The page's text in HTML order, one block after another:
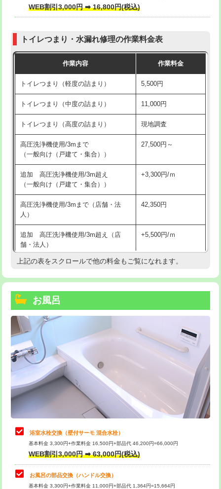
WEB割引3,000円 ➡ 16,800円(税込)
トイレつまり・水漏れ修理の作業料金表
作業内容 作業料金
トイレつまり（軽度の詰まり） 5,500円
トイレつまり（中度の詰まり） 11,000円
トイレつまり（高度の詰まり） 現地調査
高圧洗浄機使用/3mまで
（一般向け（戸建て・集合））
27,500円～
追加 高圧洗浄機使用/3m超え
（一般向け（戸建て・集合））
+3,300円/ｍ
高圧洗浄機使用/3mまで（店舗・法
人）
42,350円
追加 高圧洗浄機使用/3m超え（店
舗・法人）
+5,500円/ｍ
高度高圧洗浄換 現地調査
トーラー機使用/3mまで
追加トーラー機使用/3m超え
カメラ調査 33,000円
桝清掃 8,800円
止水・漏水調査・防水処理・清掃・修
理・調整・分解・加工など（軽作業）
止水・漏水調査・防水処理・清掃・修
理・調整・分解・加工など（中作業）
22,000円
止水・漏水調査・防水処理・清掃・修
理・調整・分解・加工など（重作業）
33,000円
トイレタンク脱着
上記の表をスクロールで他の料金もご覧になれます。
お風呂
浴室水栓交換（壁付サーモ 混合水栓）
基本料金 3,300円+作業料金 16,500円+部品代 46,200円=66,000円
WEB割引3,000円 ➡ 63,000円(税込)
お風呂の部品交換（ハンドル交換）
基本料金 3,300円+作業料金 11,000円+部品代 1,364円=15,664円